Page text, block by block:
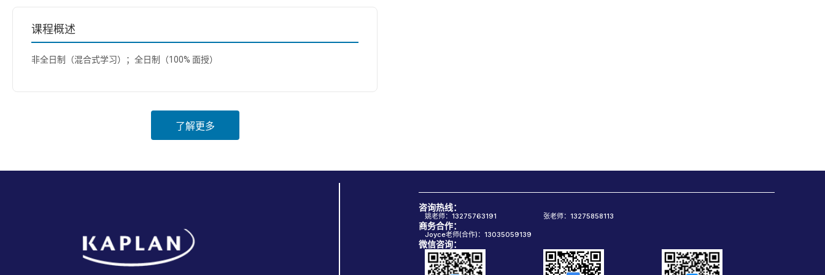
课程概述
非全日制（混合式学习）；全日制（100% 面授）
了解更多
咨询热线：
姚老师：13275763191 张老师：13275858113
商务合作：
Joyce老师(合作)：13035059139
微信咨询：